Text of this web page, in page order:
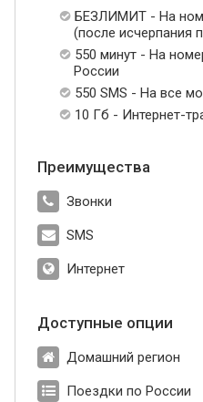
БЕЗЛИМИТ - На
(после исчерпания
550 минут - На
России
550 SMS - На все
10 Гб - Интернет-
Преимущества
Звонки
SMS
Интернет
Доступные опции
Домашний регион
Поездки по России